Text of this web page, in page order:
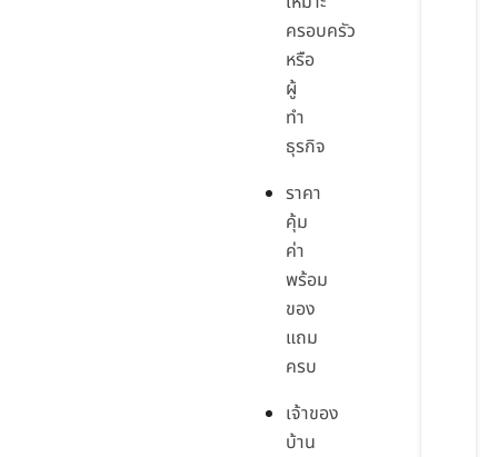
ครอบครัว
หรือ
ผู้
ทำ
ธุรกิจ
ราคา
คุ้ม
ค่า
พร้อม
ของ
แถม
ครบ
เจ้าของ
บ้าน